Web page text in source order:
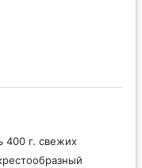
400 г. свежих